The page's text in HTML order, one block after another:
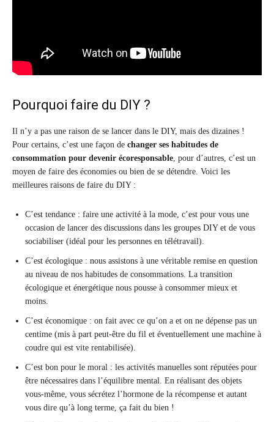
Pourquoi faire du DIY ?
Il n’y a pas une raison de se lancer dans le DIY, mais des dizaines !
Pour certains, c’est une façon de changer ses habitudes de
consommation pour devenir écoresponsable, pour d’autres, c’est un
moyen de faire des économies ou bien de se détendre. Voici les
meilleures raisons de faire du DIY :
C’est tendance : faire une activité à la mode, c’est pour vous une
occasion de lancer des discussions dans les groupes DIY et de vous
sociabiliser (idéal pour les personnes en télétravail).
C’est écologique : nous assistons à une véritable remise en question
au niveau de nos habitudes de consommations. La transition
écologique et énergétique nous pousse à consommer mieux et
moins.
C’est économique : on fait avec ce qu’on a et on ne dépense pas un
centime (mis à part peut-être du fil et éventuellement une machine à
coudre qui est vite rentabilisée).
C’est bon pour le moral : les activités manuelles sont réputées pour
être nécessaires dans l’équilibre mental. En réalisant des objets
vous-même, vous sécrétez l’hormone de la récompense et autant
vous dire qu’à long terme, ça fait du bien !